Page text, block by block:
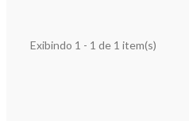
Exibindo 1 - 1 de 1 item(s)